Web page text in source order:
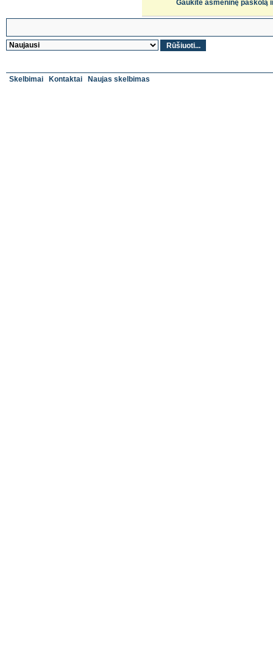
Gaukite asmeninę paskolą
Skelbimai Kontaktai Naujas skelbimas